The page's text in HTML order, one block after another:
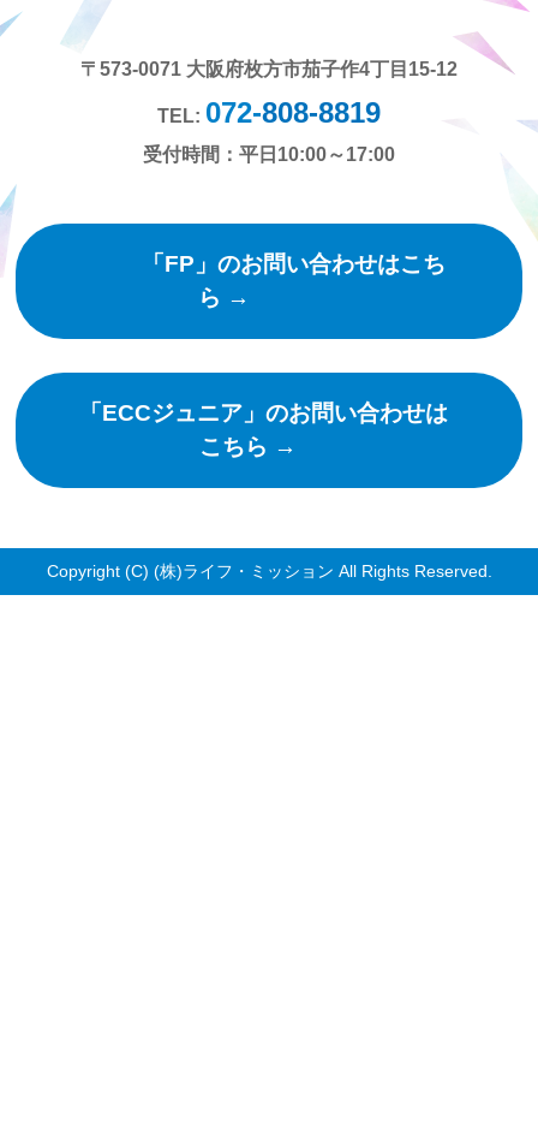
〒573-0071 大阪府枚方市茄子作4丁目15-12
TEL: 072-808-8819
受付時間：平日10:00～17:00
「FP」のお問い合わせはこち
ら →
「ECCジュニア」のお問い合わせは
こちら →
Copyright (C) (株)ライフ・ミッション All Rights Reserved.